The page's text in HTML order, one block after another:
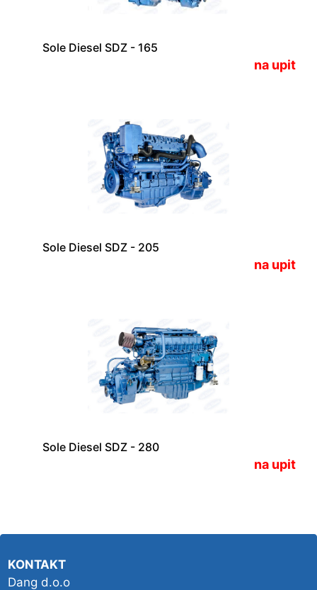
Sole Diesel SDZ - 165
na upit
Sole Diesel SDZ - 205
na upit
Sole Diesel SDZ - 280
na upit
KONTAKT
Dang d.o.o